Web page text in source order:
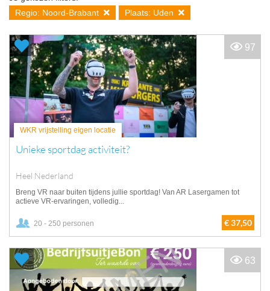
Regio: Noord-Brabant
Plaats: Uden
WKR vrijstelling eigen locatie
Unieke sportdag activiteit?
Heel Nederland
Breng VR naar buiten tijdens jullie sportdag! Van AR Lasergamen tot
actieve VR-ervaringen, volledig...
20 - 250 personen € 37,50
97
63